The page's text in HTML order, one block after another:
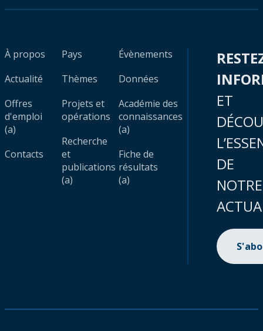
À propos
Actualité
Offres
d'emploi
(a)
Contacts
Pays
Thèmes
Projets et
opérations
Recherche
et
publications
(a)
Évènements
Données
Académie des
connaissances
(a)
Fiche de
résultats
(a)
ET
DE
NOTRE